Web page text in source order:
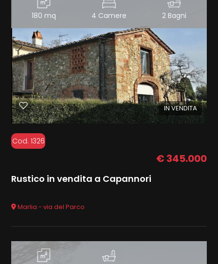
180 mq 4 Camere 2 Bagni
IN VENDITA
Cod. 1326
€ 345.000
Rustico in vendita a Capannori
Marlia - via del Parco